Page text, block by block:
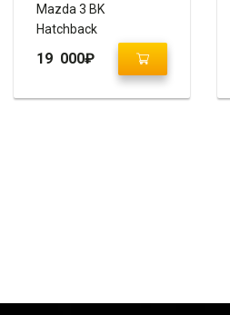
Mazda 3 BK
Hatchback
19 000₽